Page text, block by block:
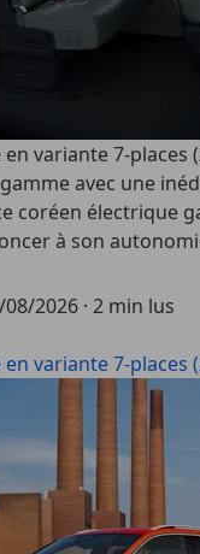
en variante 7-places
avec une
coréen électrique
à son
08/2026 · 2 min lus
en variante 7-places